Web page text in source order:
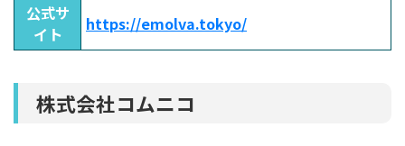
公式サ
イト
https://emolva.tokyo/
株式会社コムニコ